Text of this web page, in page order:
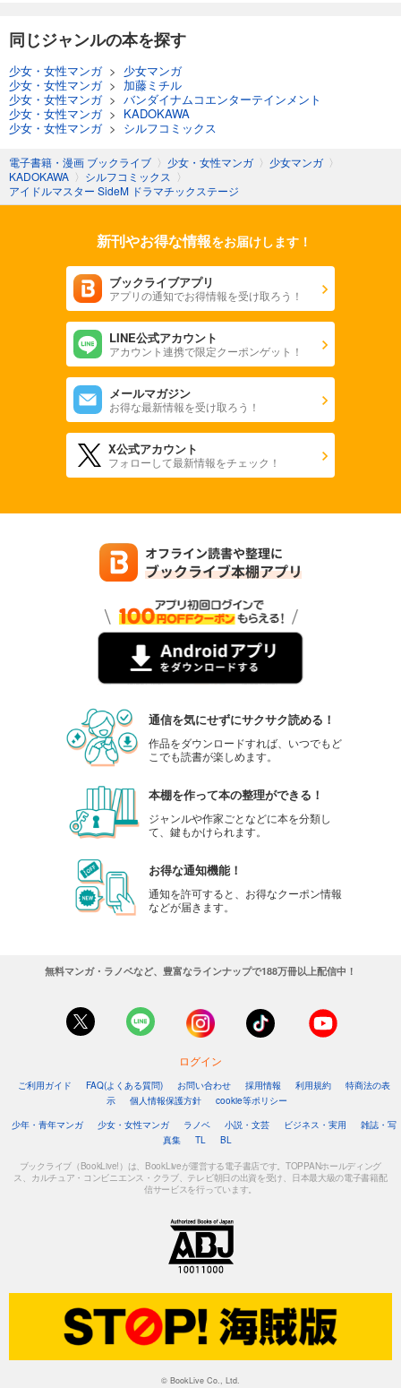
同じジャンルの本を探す
少女・女性マンガ> 少女マンガ
少女・女性マンガ> 加藤ミチル
少女・女性マンガ> バンダイナムコエンターテインメント
少女・女性マンガ> KADOKAWA
少女・女性マンガ> シルフコミックス
電子書籍・漫画 ブックライブ 〉 少女・女性マンガ 〉 少女マンガ 〉
KADOKAWA 〉 シルフコミックス 〉
アイドルマスター SideM ドラマチックステージ
新刊やお得な情報をお届けします！
ブックライブアプリ
アプリの通知でお得情報を受け取ろう！
LINE公式アカウント
アカウント連携で限定クーポンゲット！
メールマガジン
お得な最新情報を受け取ろう！
X公式アカウント
フォローして最新情報をチェック！
通信を気にせずにサクサク読める！
作品をダウンロードすれば、いつでもど
こでも読書が楽しめます。
本棚を作って本の整理ができる！
ジャンルや作家ごとなどに本を分類し
て、鍵もかけられます。
お得な通知機能！
通知を許可すると、お得なクーポン情報
などが届きます。
無料マンガ・ラノベなど、豊富なラインナップで188万冊以上配信中！
ログイン
ご利用ガイド FAQ(よくある質問) お問い合わせ 採用情報 利用規約
特商法の表
示
個人情報保護方針
cookie等ポリシー
少年・青年マンガ
少女・女性マンガ ラノベ 小説・文芸 ビジネス・実用
雑誌・写
真集
TL BL
ブックライブ（BookLive!）は、BookLiveが運営する電子書店です。TOPPANホールディング
ス、カルチュア・コンビニエンス・クラブ、テレビ朝日の出資を受け、日本最大級の電子書籍配
信サービスを行っています。
© BookLive Co., Ltd.